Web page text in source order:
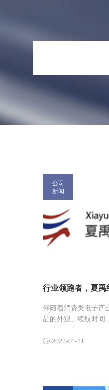
公司
新闻
伴随着消费类电子产
品的外观、续航时间
尘、防水、防高温等。
 2022-07-11